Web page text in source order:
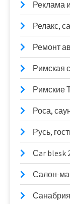
Реклама
Релакс,
Ремонт
Римская
Римские
Роса,
Русь,
Сar blesk
Салон-